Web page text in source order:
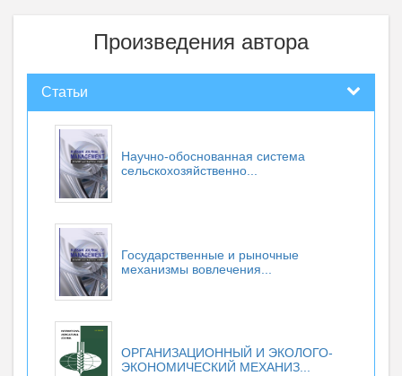
Произведения автора
Статьи
Научно-обоснованная система
сельскохозяйственно...
Государственные и рыночные
механизмы вовлечения...
ОРГАНИЗАЦИОННЫЙ И ЭКОЛОГО-
ЭКОНОМИЧЕСКИЙ МЕХАНИЗ...